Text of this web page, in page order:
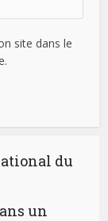
site dans le
du
un